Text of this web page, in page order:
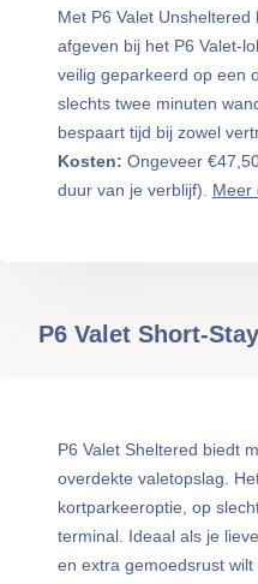
Met P6 Valet
afgeven bij het P6 Valet-
veilig geparkeerd op een
slechts twee minuten
bespaart tijd bij zowel
Kosten: Ongeveer
duur van je verblijf). Meer
P6 Valet Short-
P6 Valet Sheltered biedt
overdekte valetopslag.
kortparkeeroptie, op
terminal. Ideaal als je
en extra gemoedsrust wilt